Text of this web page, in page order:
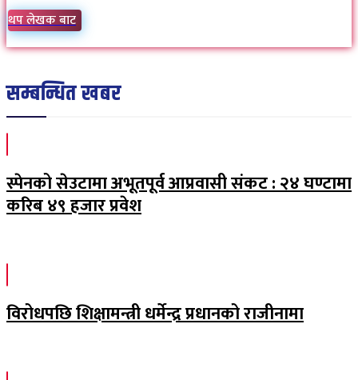
थप लेखक बाट
सम्बन्धित खबर
स्पेनको सेउटामा अभूतपूर्व आप्रवासी संकट : २४ घण्टामा
करिब ४९ हजार प्रवेश
विरोधपछि शिक्षामन्त्री धर्मेन्द्र प्रधानको राजीनामा